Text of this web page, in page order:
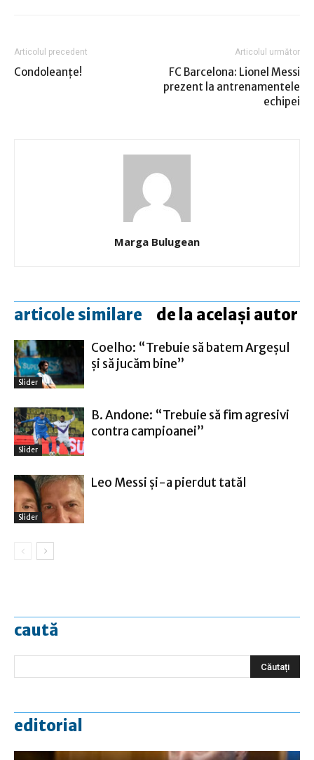
Articolul precedent
Condoleanţe!
Articolul următor
FC Barcelona: Lionel Messi
prezent la antrenamentele
echipei
Marga Bulugean
articole similare de la același autor
Slider
Coelho: “Trebuie să batem Argeşul
şi să jucăm bine”
Slider
B. Andone: “Trebuie să fim agresivi
contra campioanei”
Slider
Leo Messi şi-a pierdut tatăl
caută
editorial